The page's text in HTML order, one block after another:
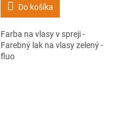
Do košíka
Farba na vlasy v spreji -
Farebný lak na vlasy zelený -
fluo